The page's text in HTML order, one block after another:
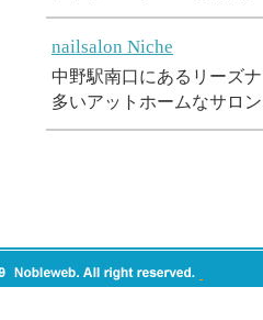
nailsalon Niche
中野駅南口にあるリーズ
多いアットホームなサロン